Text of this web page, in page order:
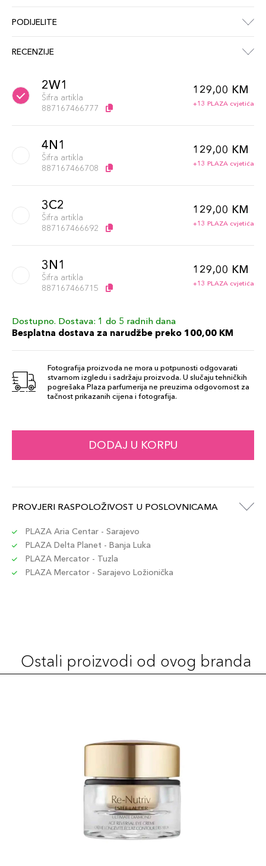
PODIJELITE
RECENZIJE
2W1
Šifra artikla
887167466777
129,00 KM
+13 PLAZA cvjetića
4N1
Šifra artikla
887167466708
129,00 KM
+13 PLAZA cvjetića
3C2
Šifra artikla
887167466692
129,00 KM
+13 PLAZA cvjetića
3N1
Šifra artikla
887167466715
129,00 KM
+13 PLAZA cvjetića
3W1
Šifra artikla
129,00 KM
Dostupno. Dostava: 1 do 5 radnih dana
Besplatna dostava za narudžbe preko 100,00 KM
Fotografija proizvoda ne mora u potpunosti odgovarati
stvarnom izgledu i sadržaju proizvoda. U slučaju tehničkih
pogrešaka Plaza parfumerija ne preuzima odgovornost za
tačnost prikazanih cijena i fotografija.
DODAJ U KORPU
PROVJERI RASPOLOŽIVOST U POSLOVNICAMA
PLAZA Aria Centar - Sarajevo
PLAZA Delta Planet - Banja Luka
PLAZA Mercator - Tuzla
PLAZA Mercator - Sarajevo Ložionička
Ostali proizvodi od ovog branda